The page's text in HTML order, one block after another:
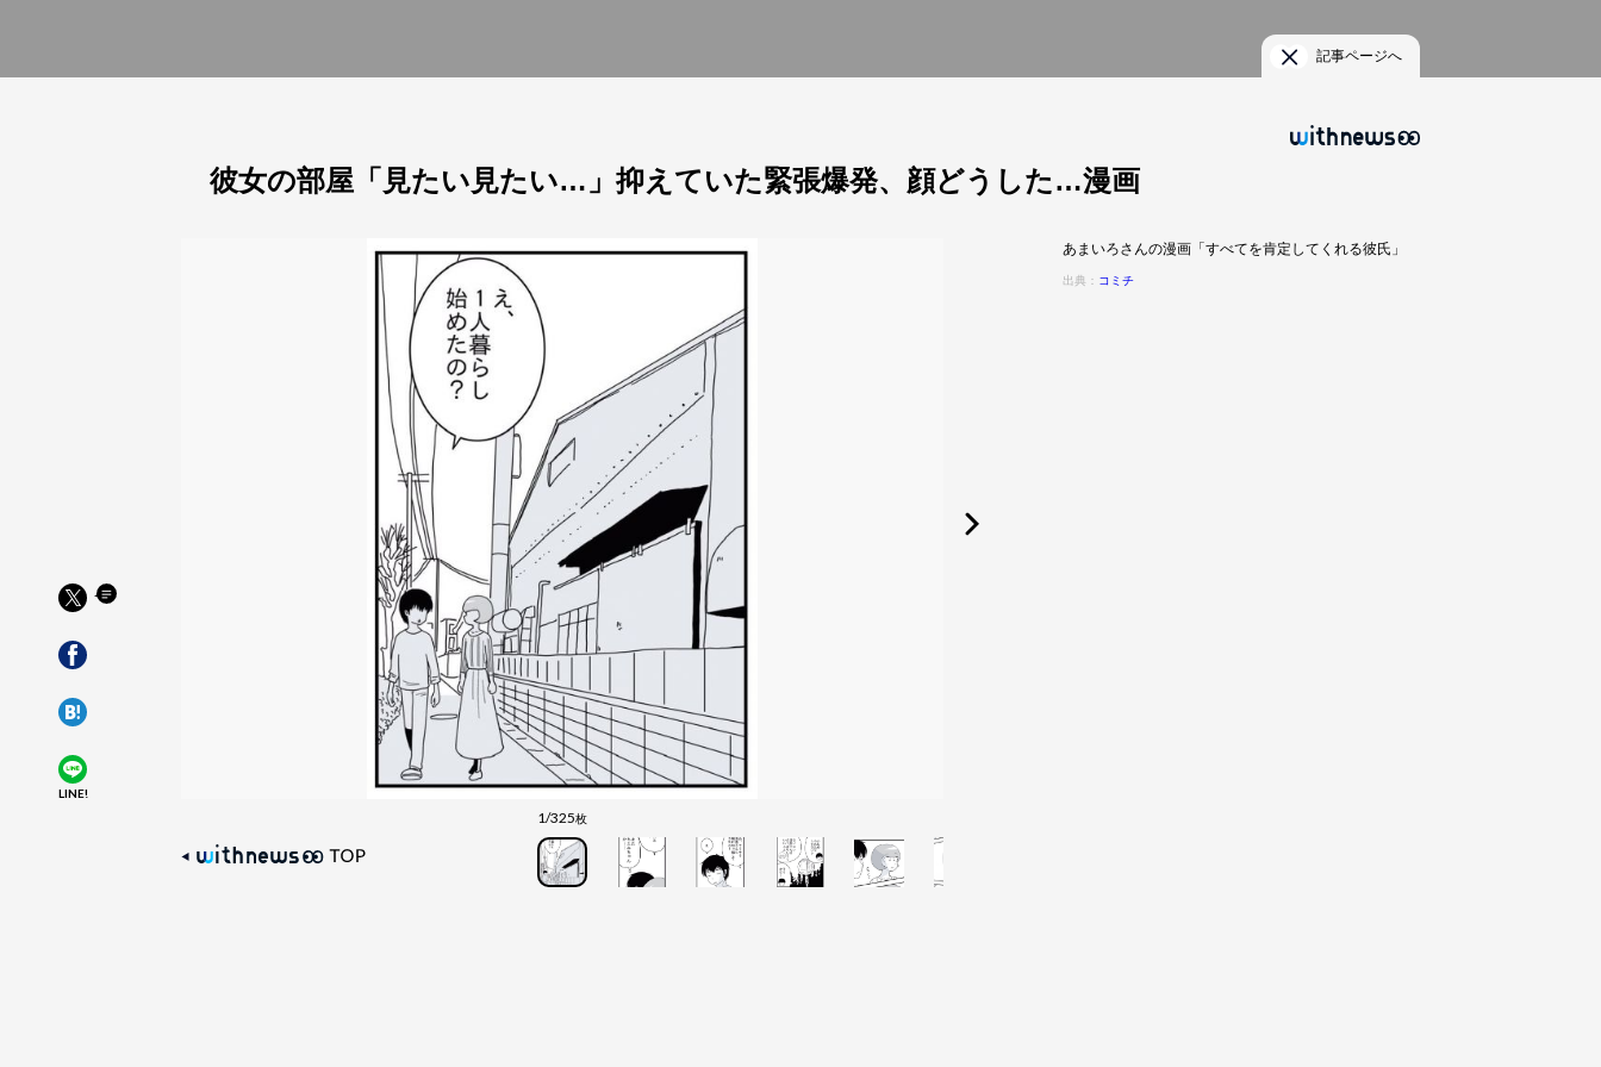
LINE!
記事ページへ
彼女の部屋「見たい見たい…」抑えていた緊張爆発、顔どうした…漫画
1/325枚
あまいろさんの漫画「すべてを肯定してくれる彼氏」
出典： コミチ